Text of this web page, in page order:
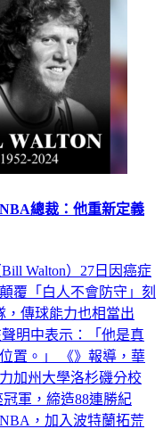
總裁：他重新定義
Walton）27日因癌症
覆「白人不會防守」刻
，傳球能力也相當出
明中表示：「他是真
置。」 《》報導，華
加州大學洛杉磯分校
軍，締造88連勝紀